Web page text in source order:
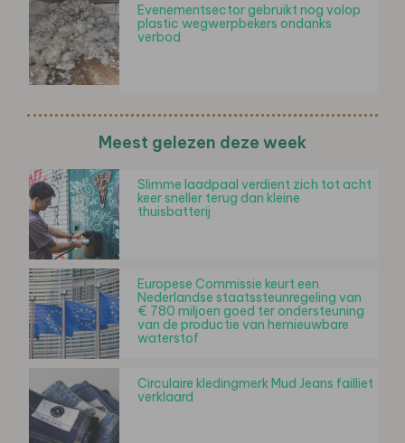
Evenementsector gebruikt nog volop
plastic wegwerpbekers ondanks
verbod
Meest gelezen deze week
Slimme laadpaal verdient zich tot acht
keer sneller terug dan kleine
thuisbatterij
Europese Commissie keurt een
Nederlandse staatssteunregeling van
€ 780 miljoen goed ter ondersteuning
van de productie van hernieuwbare
waterstof
Circulaire kledingmerk Mud Jeans failliet
verklaard